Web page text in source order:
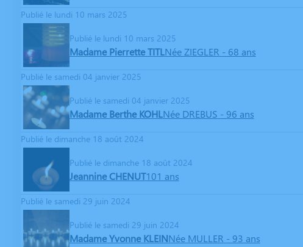
Publié le lundi 10 mars 2025
Publié le lundi 10 mars 2025
Madame Pierrette TITLNée ZIEGLER - 68 ans
Publié le samedi 04 janvier 2025
Publié le samedi 04 janvier 2025
Madame Berthe KOHLNée DREBUS - 96 ans
Publié le dimanche 18 août 2024
Publié le dimanche 18 août 2024
Jeannine CHENUT101 ans
Publié le samedi 29 juin 2024
Publié le samedi 29 juin 2024
Madame Yvonne KLEINNée MULLER - 93 ans